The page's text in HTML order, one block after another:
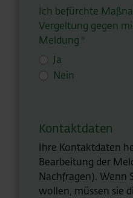
Ich befürchte
Vergeltung gegen
Meldung *
Ja
Nein
Kontaktdaten
Ihre Kontaktdaten
Bearbeitung der
Nachfragen). Wenn
wollen, müssen sie